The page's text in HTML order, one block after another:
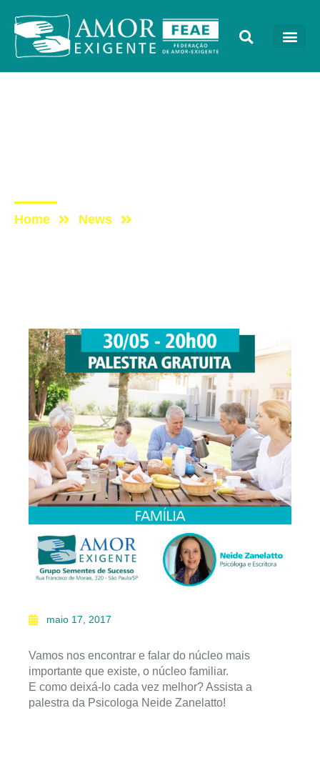
Home News
maio 17, 2017
Vamos nos encontrar e falar do núcleo mais
importante que existe, o núcleo familiar.
E como deixá-lo cada vez melhor? Assista a
palestra da Psicologa Neide Zanelatto!